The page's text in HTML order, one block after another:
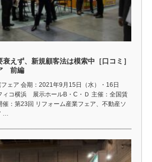
衰えず、新規顧客法は模索中［口コミ］
前編
ェア 会期：2021年9月15日（水）・16日
ィコ横浜 展示ホールB・C・Ｄ 主催：全国賃
催：第23回 リフォーム産業フェア、不動産ソ
…